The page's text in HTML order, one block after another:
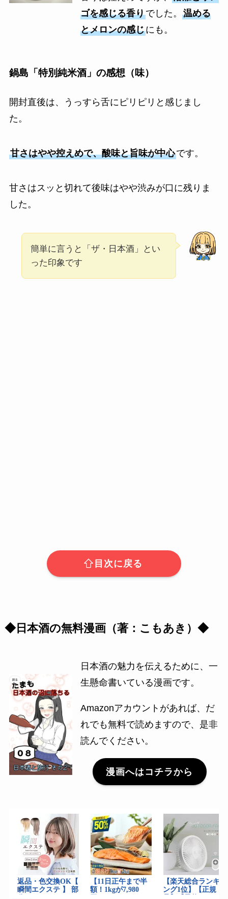
ゴを感じる香りでした。 温める
とメロンの感じにも。
鍋島「特別純米酒」の感想（味）
開封直後は、うっすら舌にピリピリと感じまし
た。
甘さはやや控えめで、酸味と旨味が中心です。
甘さはスッと切れて後味はやや渋みが口に残りま
した。
簡単に言うと「ザ・日本酒」とい
った印象です
目次に戻る
◆日本酒の無料漫画（著：こもあき）◆
日本酒の魅力を伝えるために、一
生懸命書いている漫画です。
Amazonアカウントがあれば、だ
れでも無料で読めますので、是非
読んでください。
漫画へはコチラから